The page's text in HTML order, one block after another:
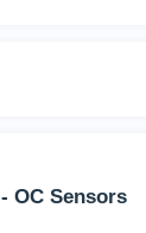
OC Sensors